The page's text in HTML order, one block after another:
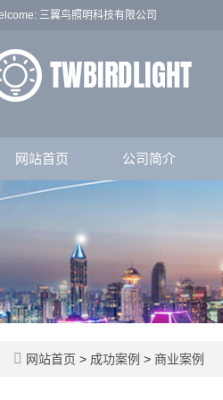
三翼鸟照明科技有限公司
网站首页 公司简介
网站首页 > 成功案例 > 商业案例